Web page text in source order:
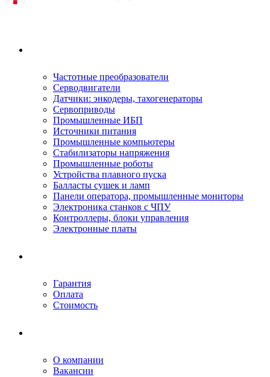
Частотные преобразователи
Серводвигатели
Датчики: энкодеры, тахогенераторы
Сервоприводы
Промышленные ИБП
Источники питания
Промышленные компьютеры
Стабилизаторы напряжения
Промышленные роботы
Устройства плавного пуска
Балласты сушек и ламп
Панели оператора, промышленные мониторы
Электроника станков с ЧПУ
Контроллеры, блоки управления
Электронные платы
Гарантия
Оплата
Стоимость
О компании
Вакансии